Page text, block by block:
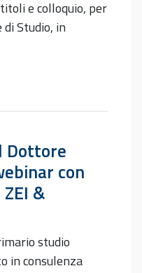
e colloquio, per
Studio, in
Dottore
con
ZEI &
studio
in consulenza